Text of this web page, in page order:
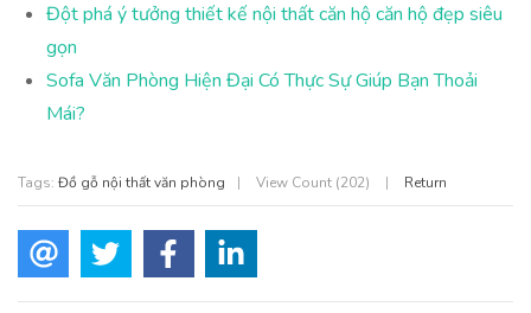
Đột phá ý tưởng thiết kế nội thất căn hộ căn hộ đẹp siêu
gọn
Sofa Văn Phòng Hiện Đại Có Thực Sự Giúp Bạn Thoải
Mái?
Tags: Đồ gỗ nội thất văn phòng | View Count (202) | Return